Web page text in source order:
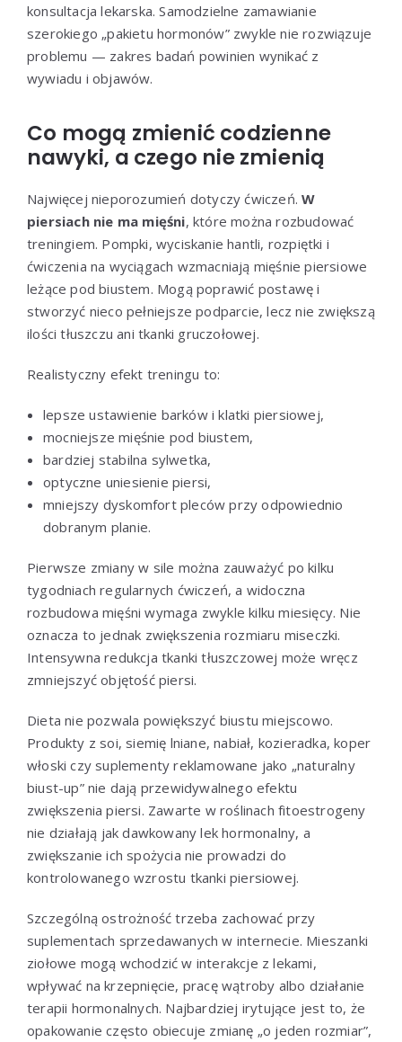
konsultacja lekarska. Samodzielne zamawianie
szerokiego „pakietu hormonów” zwykle nie rozwiązuje
problemu — zakres badań powinien wynikać z
wywiadu i objawów.
Co mogą zmienić codzienne
nawyki, a czego nie zmienią
Najwięcej nieporozumień dotyczy ćwiczeń.W
piersiach nie ma mięśni, które można rozbudować
treningiem. Pompki, wyciskanie hantli, rozpiętki i
ćwiczenia na wyciągach wzmacniają mięśnie piersiowe
leżące pod biustem. Mogą poprawić postawę i
stworzyć nieco pełniejsze podparcie, lecz nie zwiększą
ilości tłuszczu ani tkanki gruczołowej.
Realistyczny efekt treningu to:
lepsze ustawienie barków i klatki piersiowej,
mocniejsze mięśnie pod biustem,
bardziej stabilna sylwetka,
optyczne uniesienie piersi,
mniejszy dyskomfort pleców przy odpowiednio
dobranym planie.
Pierwsze zmiany w sile można zauważyć po kilku
tygodniach regularnych ćwiczeń, a widoczna
rozbudowa mięśni wymaga zwykle kilku miesięcy. Nie
oznacza to jednak zwiększenia rozmiaru miseczki.
Intensywna redukcja tkanki tłuszczowej może wręcz
zmniejszyć objętość piersi.
Dieta nie pozwala powiększyć biustu miejscowo.
Produkty z soi, siemię lniane, nabiał, kozieradka, koper
włoski czy suplementy reklamowane jako „naturalny
biust-up” nie dają przewidywalnego efektu
zwiększenia piersi. Zawarte w roślinach fitoestrogeny
nie działają jak dawkowany lek hormonalny, a
zwiększanie ich spożycia nie prowadzi do
kontrolowanego wzrostu tkanki piersiowej.
Szczególną ostrożność trzeba zachować przy
suplementach sprzedawanych w internecie. Mieszanki
ziołowe mogą wchodzić w interakcje z lekami,
wpływać na krzepnięcie, pracę wątroby albo działanie
terapii hormonalnych. Najbardziej irytujące jest to, że
opakowanie często obiecuje zmianę „o jeden rozmiar”,